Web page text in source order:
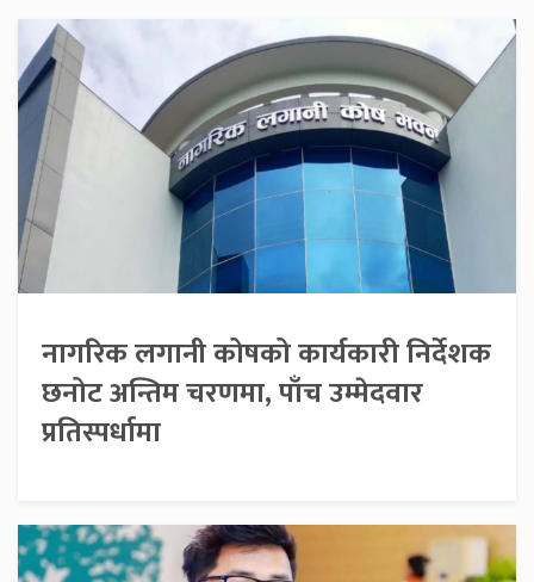
नागरिक लगानी कोषको कार्यकारी निर्देशक
छनोट अन्तिम चरणमा, पाँच उम्मेदवार
प्रतिस्पर्धामा